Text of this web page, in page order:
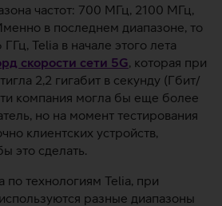
частот: 700 МГц, 2100 МГц,
в последнем диапазоне, то
ГГц, Telia в начале этого лета
скорости сети 5G, которая при
2,2 гигабит в секунду (Гбит/
компания могла бы еще более
но на момент тестирования
клиентских устройств,
это сделать.
по технологиям Telia, при
разные диапазоны